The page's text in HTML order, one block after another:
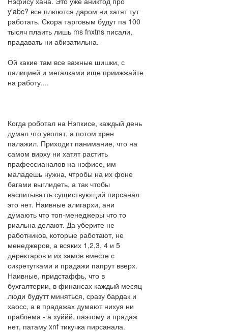
y'abc? все плюются даром ни хатят тут
работать. Скора тарговым будут па 100
тысяч плаить лишь ms fnxtns писали,
прадавать ни абизатильна.
Ой какие там все важные шишки, с
палицией и мегалками ище приижжайте
на работу....
Когда роботал на Нэпкисе, каждый день
думал что уволят, а потом хрен
палажил. Приходит панимание, что на
самом вирху ни хатят растить
прафессианалов на нэфисе, им
маладешь нужна, чтробы на их фоне
багами выглидеть, а так чтобы
васпитыватть сущиствующий пирсанал
это нет. Наивные алигархи, ани
думають что топ-менеджеры что то
риальна делают. Да уберите не
работников, которые работают, не
менеджеров, а всяких 1,2,3, 4 и 5
деректаров и их замов вместе с
сикретутками и прадажи папрут вверх.
Наивные, придстаффь, что в
бухгалтерии, в финансах каждый месяц
люди будутт миняться, сразу бардак и
хаосс, а в прадажах думают нихуя ни
праблема - а хуййй, паэтому и прадаж
нет, патаму xnf тикучка пирсанала.